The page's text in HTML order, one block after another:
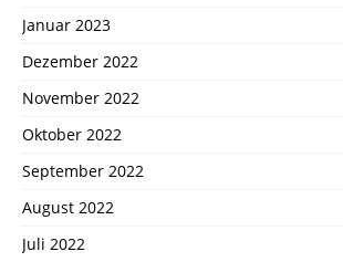
Januar 2023
Dezember 2022
November 2022
Oktober 2022
September 2022
August 2022
Juli 2022